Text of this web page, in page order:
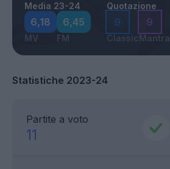
Media 23-24
6,18
MV
6,45
FM
Quotazione
9
Classic
9
Mantra
Statistiche 2023-24
Partite a voto
11